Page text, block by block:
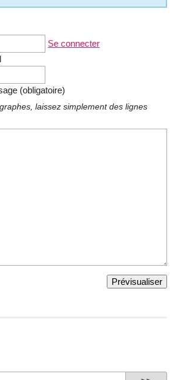
Se connecter
Texte de votre message (obligatoire)
laissez simplement des lignes